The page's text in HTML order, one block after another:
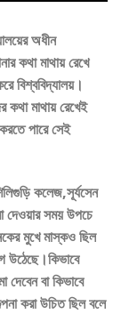
অধীন
কথা মাথায় রেখে
বিশ্ববিদ্যালয়।
কথা মাথায় রেখেই
পারে সেই
কলেজ,সূর্যসেন
সময় উপচে
মুখে মাস্কও ছিল
উঠেছে।কিভাবে
দেবেন বা কিভাবে
করা উচিত ছিল বলে